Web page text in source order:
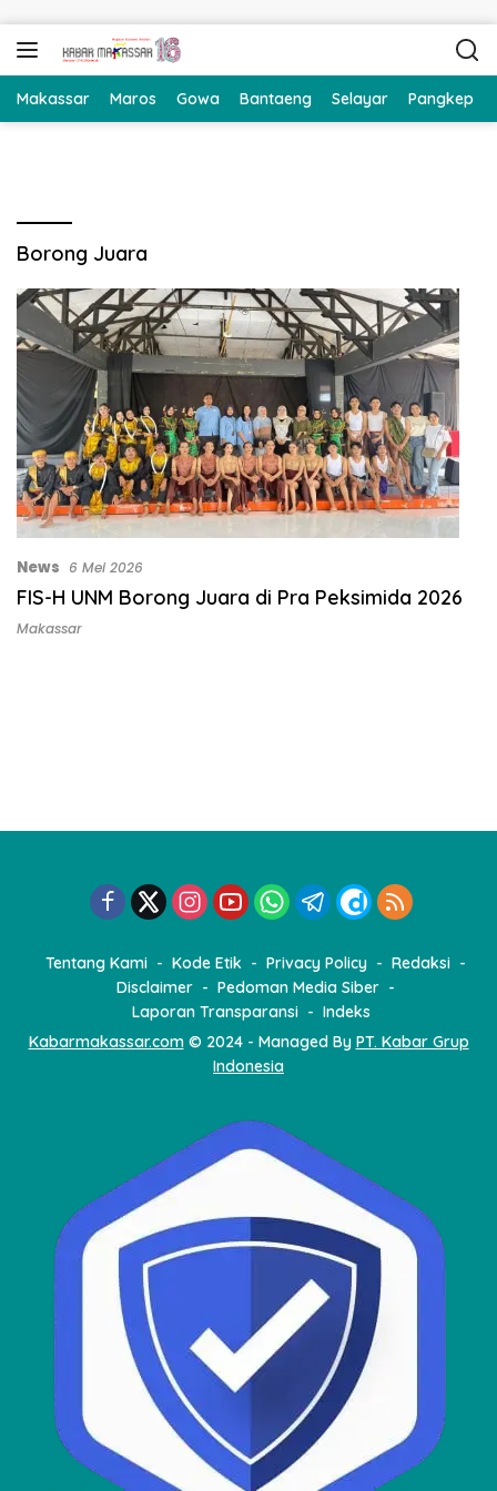
Makassar Maros Gowa Bantaeng Selayar Pangkep
Borong Juara
News 6 Mei 2026
FIS-H UNM Borong Juara di Pra Peksimida 2026
Makassar
Tentang Kami Kode Etik Privacy Policy
Redaksi
Disclaimer
Pedoman Media Siber
Laporan Transparansi
Indeks
Kabarmakassar.com© 2024 - Managed By PT. Kabar Grup
Indonesia